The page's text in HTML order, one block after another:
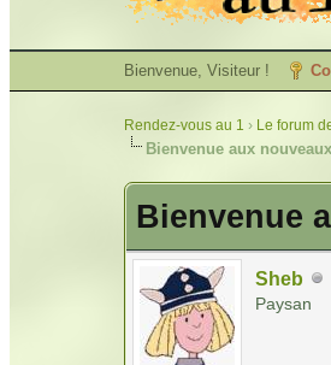
Bienvenue, Visiteur !
Rendez-vous au 1 › Le forum
Bienvenue aux
Bienvenue
Sheb
Paysan